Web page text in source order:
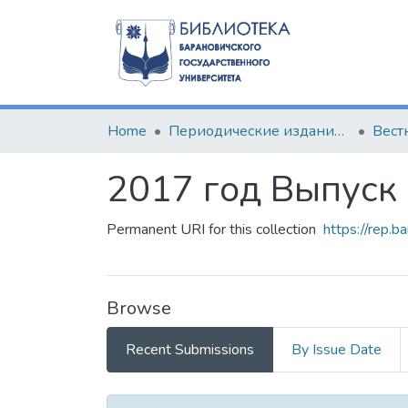
Home Периодические издания БарГУ
2017 год Выпуск
Permanent URI for this collection https://
Browse
Recent Submissions By Issue Date